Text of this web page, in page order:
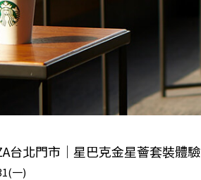
台北門市｜星巴克金星薈套裝體驗
一)